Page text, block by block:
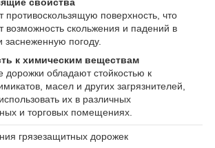
поверхность, что
возможность скольжения и падений в
погоду.
к химическим веществам
дорожки обладают стойкостью к
масел и других загрязнителей,
их в различных
и торговых помещениях.
грязезащитных дорожек